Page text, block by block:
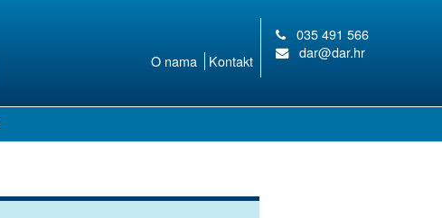
035 491 566
dar@dar.hr
O nama Kontakt